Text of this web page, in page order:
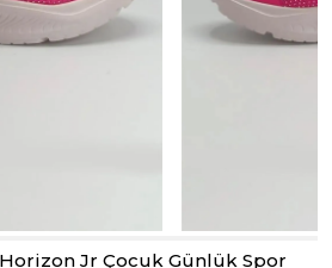
Jr Çocuk Günlük Spor